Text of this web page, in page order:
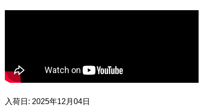
入荷日: 2025年12月04日